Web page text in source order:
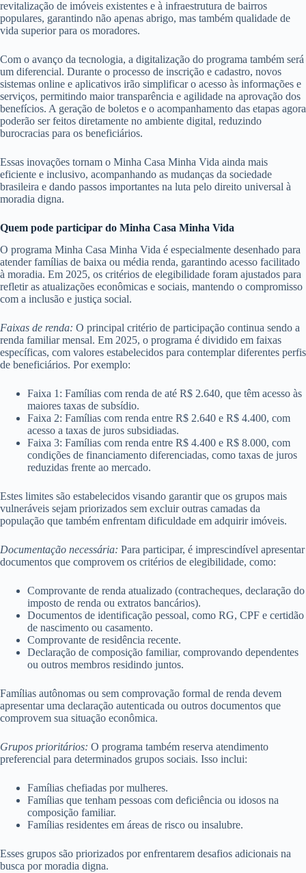
revitalização de imóveis existentes e à infraestrutura de bairros
populares, garantindo não apenas abrigo, mas também qualidade de
vida superior para os moradores.
Com o avanço da tecnologia, a digitalização do programa também será
um diferencial. Durante o processo de inscrição e cadastro, novos
sistemas online e aplicativos irão simplificar o acesso às informações e
serviços, permitindo maior transparência e agilidade na aprovação dos
benefícios. A geração de boletos e o acompanhamento das etapas agora
poderão ser feitos diretamente no ambiente digital, reduzindo
burocracias para os beneficiários.
Essas inovações tornam o Minha Casa Minha Vida ainda mais
eficiente e inclusivo, acompanhando as mudanças da sociedade
brasileira e dando passos importantes na luta pelo direito universal à
moradia digna.
Quem pode participar do Minha Casa Minha Vida
O programa Minha Casa Minha Vida é especialmente desenhado para
atender famílias de baixa ou média renda, garantindo acesso facilitado
à moradia. Em 2025, os critérios de elegibilidade foram ajustados para
refletir as atualizações econômicas e sociais, mantendo o compromisso
com a inclusão e justiça social.
Faixas de renda: O principal critério de participação continua sendo a
renda familiar mensal. Em 2025, o programa é dividido em faixas
específicas, com valores estabelecidos para contemplar diferentes perfis
de beneficiários. Por exemplo:
Faixa 1: Famílias com renda de até R$ 2.640, que têm acesso às
maiores taxas de subsídio.
Faixa 2: Famílias com renda entre R$ 2.640 e R$ 4.400, com
acesso a taxas de juros subsidiadas.
Faixa 3: Famílias com renda entre R$ 4.400 e R$ 8.000, com
condições de financiamento diferenciadas, como taxas de juros
reduzidas frente ao mercado.
Estes limites são estabelecidos visando garantir que os grupos mais
vulneráveis sejam priorizados sem excluir outras camadas da
população que também enfrentam dificuldade em adquirir imóveis.
Documentação necessária: Para participar, é imprescindível apresentar
documentos que comprovem os critérios de elegibilidade, como:
Comprovante de renda atualizado (contracheques, declaração do
imposto de renda ou extratos bancários).
Documentos de identificação pessoal, como RG, CPF e certidão
de nascimento ou casamento.
Comprovante de residência recente.
Declaração de composição familiar, comprovando dependentes
ou outros membros residindo juntos.
Famílias autônomas ou sem comprovação formal de renda devem
apresentar uma declaração autenticada ou outros documentos que
comprovem sua situação econômica.
Grupos prioritários: O programa também reserva atendimento
preferencial para determinados grupos sociais. Isso inclui:
Famílias chefiadas por mulheres.
Famílias que tenham pessoas com deficiência ou idosos na
composição familiar.
Famílias residentes em áreas de risco ou insalubre.
Esses grupos são priorizados por enfrentarem desafios adicionais na
busca por moradia digna.